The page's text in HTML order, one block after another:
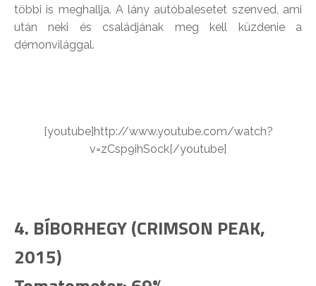
többi is meghallja. A lány autóbalesetet szenved, ami
után neki és családjának meg kell küzdenie a
démonvilággal.
[youtube]http://www.youtube.com/watch?
v=zCsp9ihSock[/youtube]
4. BÍBORHEGY (CRIMSON PEAK,
2015)